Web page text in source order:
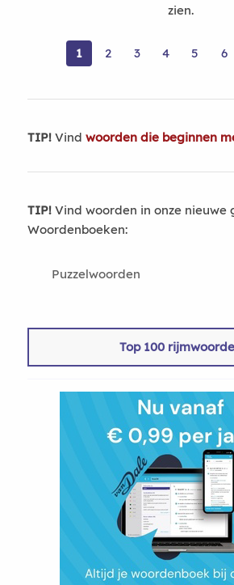
zien.
1 2 3 4 5 6
TIP!Vind woorden die beginnen
TIP!Vind woorden in onze nieuwe
Woordenboeken:
Puzzelwoorden
Top 100